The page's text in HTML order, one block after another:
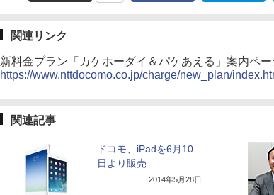
関連リンク
新料金プラン「カケホーダイ＆パケあえる」案内ペー
https://www.nttdocomo.co.jp/charge/new_plan/
関連記事
ドコモ、iPadを6月10
日より販売
2014年5月28日